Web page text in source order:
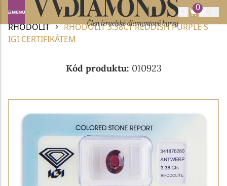
0
Domů
DRAHOKAMY A POLODRAHOKAMY
RHODOLIT
RHODOLIT 3.38CT REDDISH PURPLE S
IGI CERTIFIKÁTEM
Kód produktu: 010923